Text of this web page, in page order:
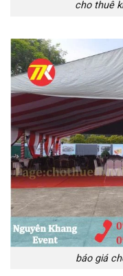
cho thuê
báo giá